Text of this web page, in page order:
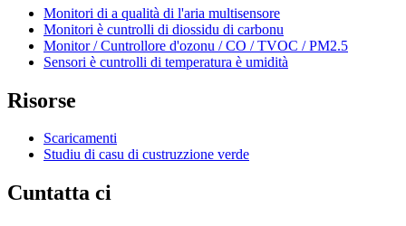
Monitori di a qualità di l'aria multisensore
Monitori è cuntrolli di diossidu di carbonu
Monitor / Cuntrollore d'ozonu / CO / TVOC / PM2.5
Sensori è cuntrolli di temperatura è umidità
Risorse
Scaricamenti
Studiu di casu di custruzzione verde
Cuntatta ci